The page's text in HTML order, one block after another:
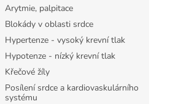
Arytmie, palpitace
Blokády v oblasti srdce
Hypertenze - vysoký krevní tlak
Hypotenze - nízký krevní tlak
Křečové žíly
Posílení srdce a kardiovaskulárního
systému